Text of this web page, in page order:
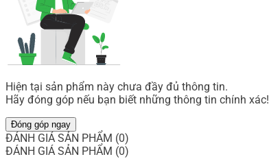
Hiện tại sản phẩm này chưa đầy đủ thông tin.
Hãy đóng góp nếu bạn biết những thông tin chính xác!
Đóng góp ngay
ĐÁNH GIÁ SẢN PHẨM (0)
ĐÁNH GIÁ SẢN PHẨM (0)